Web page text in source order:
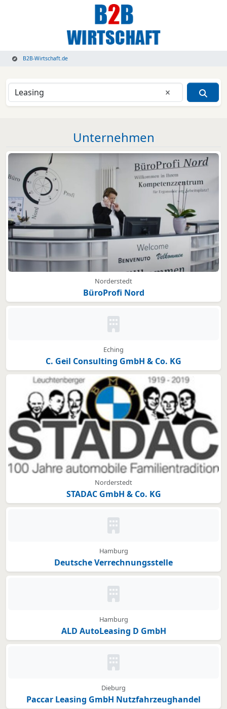
B2B-Wirtschaft.de
Eingabe
Unternehmen
Norderstedt
BüroProfi Nord
Kein Bild oder Logo hinterlegt
Eching
C. Geil Consulting GmbH & Co. KG
Norderstedt
STADAC GmbH & Co. KG
Kein Bild oder Logo hinterlegt
Hamburg
Deutsche Verrechnungsstelle
Kein Bild oder Logo hinterlegt
Hamburg
ALD AutoLeasing D GmbH
Kein Bild oder Logo hinterlegt
Dieburg
Paccar Leasing GmbH Nutzfahrzeughandel